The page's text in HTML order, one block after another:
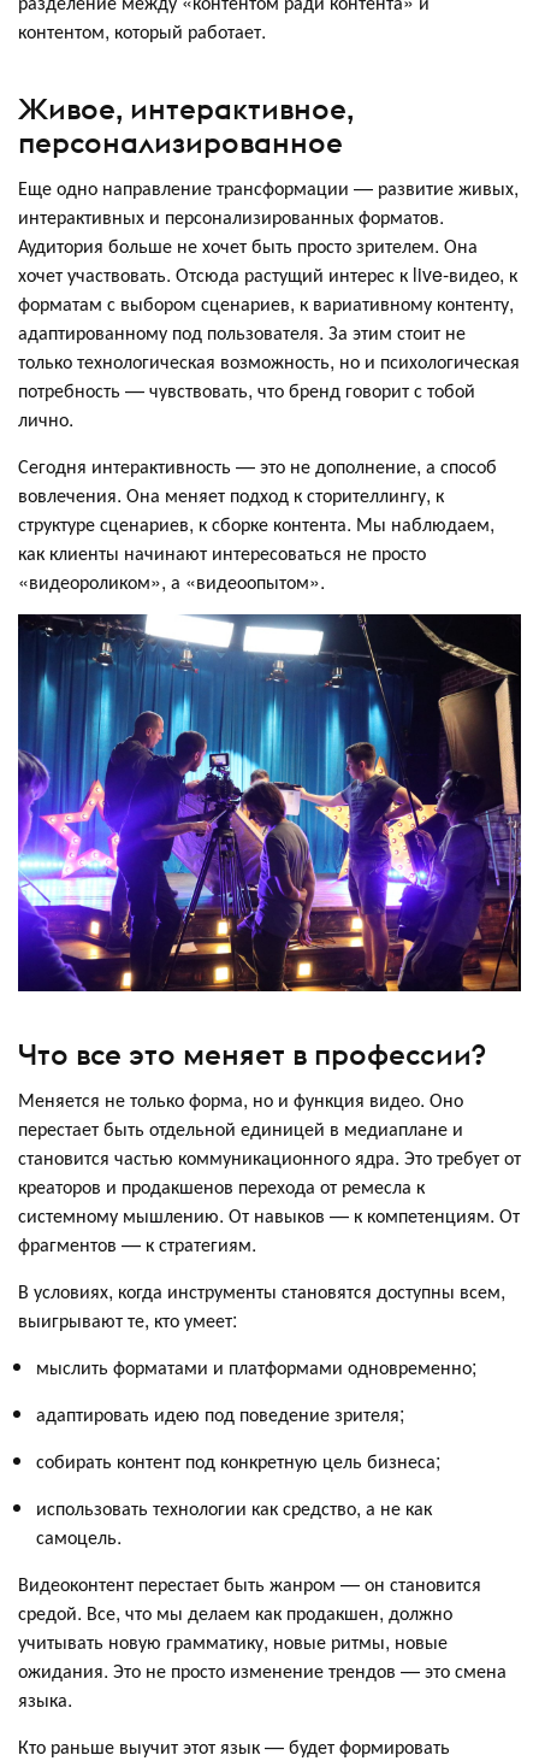
контентом, который работает.
Живое, интерактивное,
персонализированное
Еще одно направление трансформации — развитие живых,
интерактивных и персонализированных форматов.
Аудитория больше не хочет быть просто зрителем. Она
хочет участвовать. Отсюда растущий интерес к live-видео, к
форматам с выбором сценариев, к вариативному контенту,
адаптированному под пользователя. За этим стоит не
только технологическая возможность, но и психологическая
потребность — чувствовать, что бренд говорит с тобой
лично.
Сегодня интерактивность — это не дополнение, а способ
вовлечения. Она меняет подход к сторителлингу, к
структуре сценариев, к сборке контента. Мы наблюдаем,
как клиенты начинают интересоваться не просто
«видеороликом», а «видеоопытом».
Что все это меняет в профессии?
Меняется не только форма, но и функция видео. Оно
перестает быть отдельной единицей в медиаплане и
становится частью коммуникационного ядра. Это требует от
креаторов и продакшенов перехода от ремесла к
системному мышлению. От навыков — к компетенциям. От
фрагментов — к стратегиям.
В условиях, когда инструменты становятся доступны всем,
выигрывают те, кто умеет:
мыслить форматами и платформами одновременно;
адаптировать идею под поведение зрителя;
собирать контент под конкретную цель бизнеса;
использовать технологии как средство, а не как
самоцель.
Видеоконтент перестает быть жанром — он становится
средой. Все, что мы делаем как продакшен, должно
учитывать новую грамматику, новые ритмы, новые
ожидания. Это не просто изменение трендов — это смена
языка.
Кто раньше выучит этот язык — будет формировать